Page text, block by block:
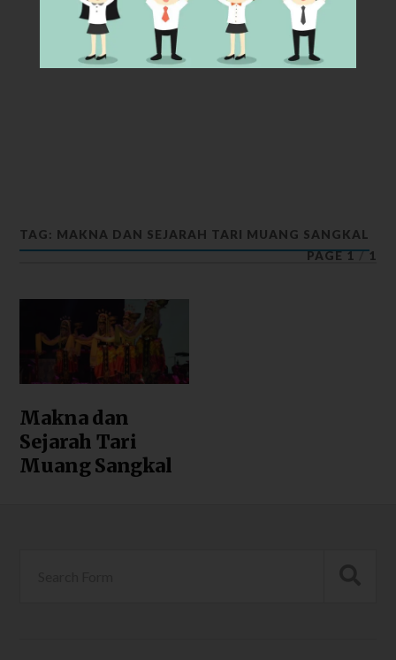
TAG: MAKNA DAN SEJARAH TARI MUANG SANGKAL
PAGE 1 / 1
Makna dan
Sejarah Tari
Muang Sangkal